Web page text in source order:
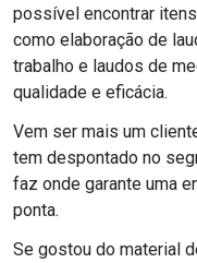
possível encontrar
como elaboração de
trabalho e laudos de
qualidade e eficácia.
Vem ser mais um
tem despontado no
faz onde garante uma
ponta.
Se gostou do material